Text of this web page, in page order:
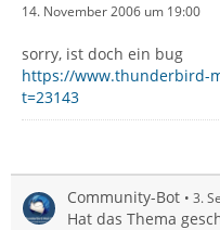
14. November 2006 um 19:00
sorry, ist doch ein bug
https://www.thunderbird-
t=23143
Community-Bot 3.
Hat das Thema